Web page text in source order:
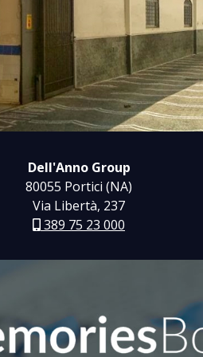
Dell'Anno Group
80055 Portici (NA)
Via Libertà, 237
389 75 23 000